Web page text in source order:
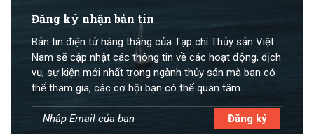
Đăng ký nhận bản tin
Bản tin điện tử hàng tháng của Tạp chí Thủy sản Việt
Nam sẽ cập nhật các thông tin về các hoạt động, dịch
vụ, sự kiện mới nhất trong ngành thủy sản mà bạn có
thể tham gia, các cơ hội bạn có thể quan tâm.